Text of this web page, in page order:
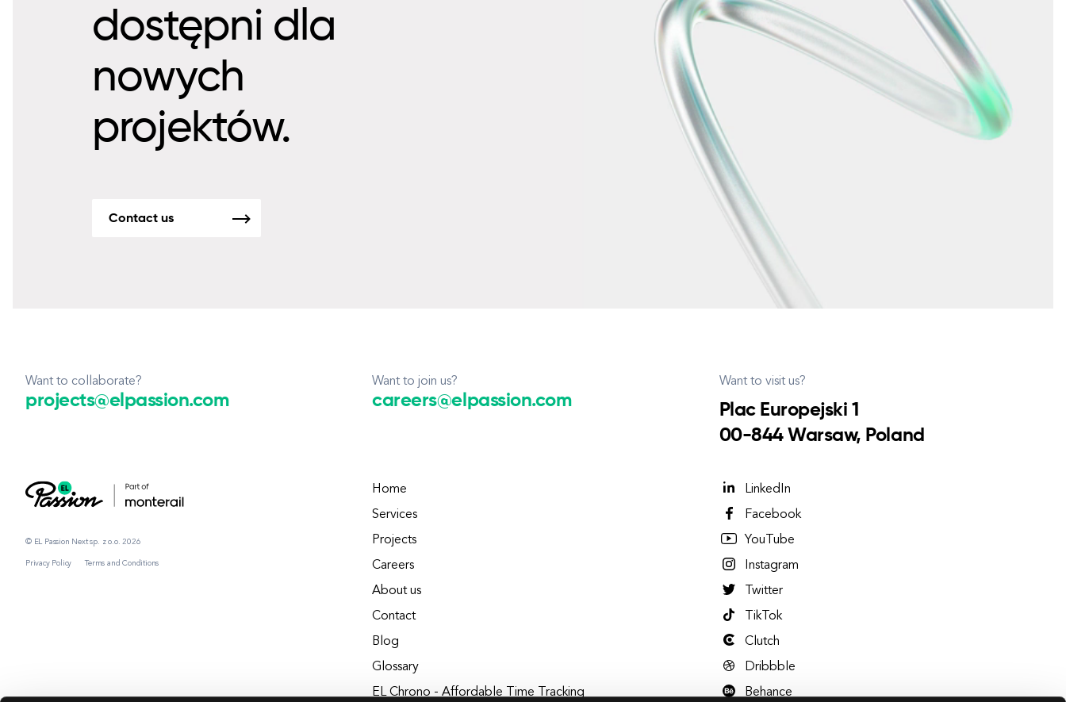
dostępni dla
nowych
projektów.
Contact us
Want to collaborate?
projects@elpassion.com
Want to join us?
careers@elpassion.com
Want to visit us?
Plac Europejski 1
00-844 Warsaw, Poland
© EL Passion Next sp. z o.o. 2026
Privacy Policy Terms and Conditions
Home
Services
Projects
Careers
About us
Contact
Blog
Glossary
EL Chrono - Affordable Time Tracking
LinkedIn
Facebook
YouTube
Instagram
Twitter
TikTok
Clutch
Dribbble
Behance